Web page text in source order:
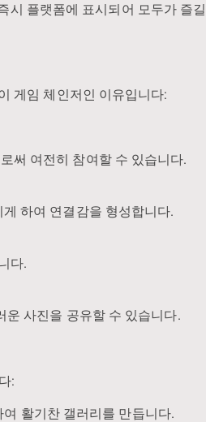
시 플랫폼에 표시되어 모두가 즐길
게임 체인저인 이유입니다:
써 여전히 참여할 수 있습니다.
하여 연결감을 형성합니다.
다.
운 사진을 공유할 수 있습니다.
:
활기찬 갤러리를 만듭니다.